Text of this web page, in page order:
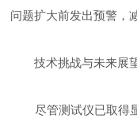
问题扩大前发出预警，
技术挑战与未来展
尽管测试仪已取得显